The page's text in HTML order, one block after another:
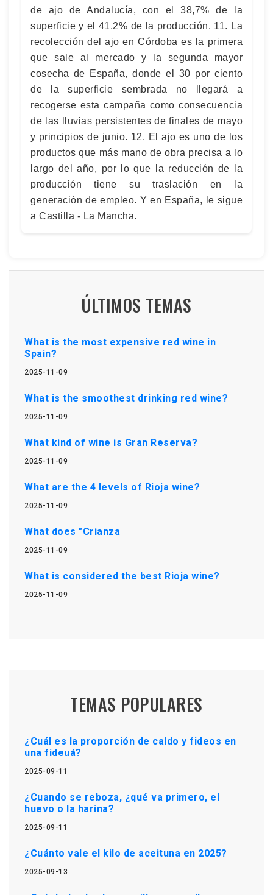
de ajo de Andalucía, con el 38,7% de la
superficie y el 41,2% de la producción. 11. La
recolección del ajo en Córdoba es la primera
que sale al mercado y la segunda mayor
cosecha de España, donde el 30 por ciento
de la superficie sembrada no llegará a
recogerse esta campaña como consecuencia
de las lluvias persistentes de finales de mayo
y principios de junio. 12. El ajo es uno de los
productos que más mano de obra precisa a lo
largo del año, por lo que la reducción de la
producción tiene su traslación en la
generación de empleo. Y en España, le sigue
a Castilla - La Mancha.
ÚLTIMOS TEMAS
What is the most expensive red wine in
Spain?
2025-11-09
What is the smoothest drinking red wine?
2025-11-09
What kind of wine is Gran Reserva?
2025-11-09
What are the 4 levels of Rioja wine?
2025-11-09
What does "Crianza
2025-11-09
What is considered the best Rioja wine?
2025-11-09
TEMAS POPULARES
¿Cuál es la proporción de caldo y fideos en
una fideuá?
2025-09-11
¿Cuando se reboza, ¿qué va primero, el
huevo o la harina?
2025-09-11
¿Cuánto vale el kilo de aceituna en 2025?
2025-09-13